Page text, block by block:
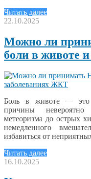
Читать далее
22.10.2025
Можно ли
боли в животе
Боль в животе — это
причины невероятно
метеоризма до острых
немедленного
избавиться от
Читать далее
16.10.2025